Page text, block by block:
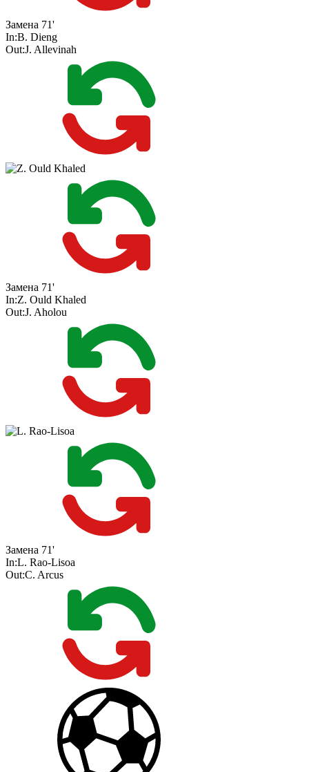
Замена 71'
In:B. Dieng
Out:J. Allevinah
Замена 71'
In:Z. Ould Khaled
Out:J. Aholou
Замена 71'
In:L. Rao-Lisoa
Out:C. Arcus